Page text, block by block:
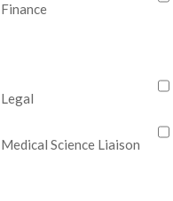
Finance
Legal
Medical Science Liaison